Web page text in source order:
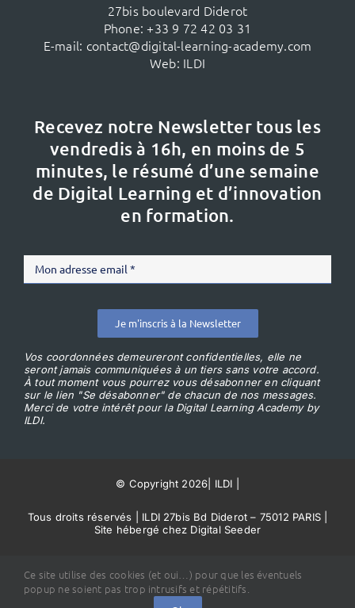
27bis boulevard Diderot
Phone: +33 9 72 42 03 31
E-mail: contact@digital-learning-academy.com
Web: ILDI
Recevez notre Newsletter tous les
vendredis à 16h, en moins de 5
minutes, le résumé d’une semaine
de Digital Learning et d’innovation
en formation.
Je m'inscris à la Newsletter
Vos coordonnées demeureront confidentielles, elle ne
seront jamais communiquées à un tiers sans votre accord.
À tout moment vous pourrez vous désabonner en cliquant
sur le lien "Se désabonner" de chacun de nos messages.
Merci de votre intérêt pour la Digital Learning Academy by
ILDI.
© Copyright 2026 ILDI
Tous droits réservés | ILDI 27bis Bd Diderot – 75012 PARIS |
Site hébergé chez Digital Seeder
Ce site utilise des cookies (et oui…) pour que les éventuels
popup ne soient pas trop intrusifs et répétitifs.